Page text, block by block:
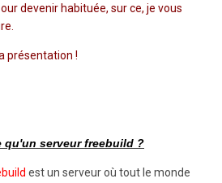
devenir habituée, sur ce, je vous
présentation !
qu'un serveur freebuild ?
est un serveur où tout le monde